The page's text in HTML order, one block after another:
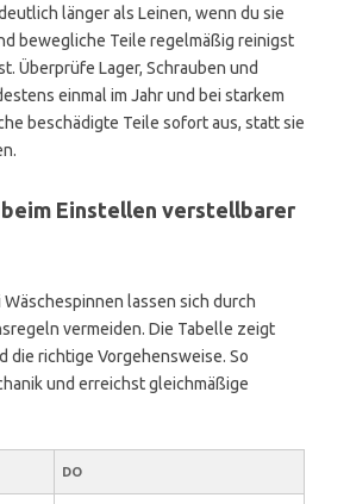
länger als Leinen, wenn du sie
bewegliche Teile regelmäßig reinigst
Überprüfe Lager, Schrauben und
einmal im Jahr und bei starkem
beschädigte Teile sofort aus, statt sie
beim Einstellen verstellbarer
lassen sich durch
vermeiden. Die Tabelle zeigt
die richtige Vorgehensweise. So
und erreichst gleichmäßige
DO